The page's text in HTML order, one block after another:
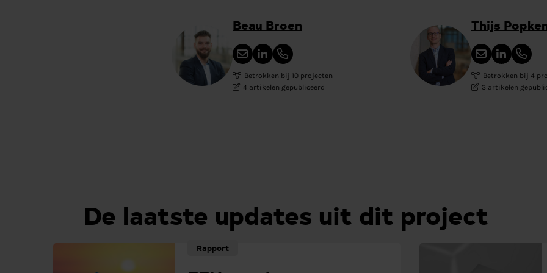
Beau Broen
Betrokken bij 10 projecten
4 artikelen gepubliceerd
Thijs
Betrokken bij 4
3 artikelen
De laatste updates uit dit project
Rapport